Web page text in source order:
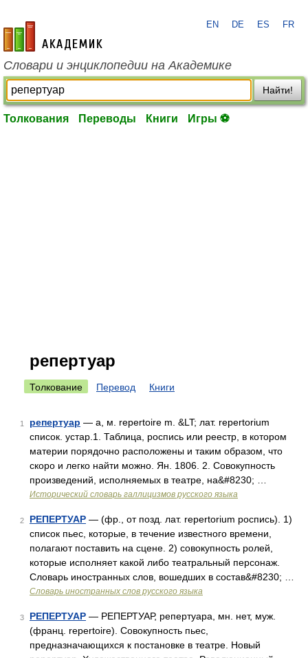
academic.ru
EN DE ES FR
Словари и энциклопедии на Академике
Найти!
Толкования Переводы Книги Игры ⚽
репертуар
Толкование Перевод Книги
1 репертуар — а, м. repertoire m. &LT; лат. repertorium
список. устар.1. Таблица, роспись или реестр, в котором
материи порядочно расположены и таким образом, что
скоро и легко найти можно. Ян. 1806. 2. Совокупность
произведений, исполняемых в театре, на&#8230; …
Исторический словарь галлицизмов русского языка
2 РЕПЕРТУАР — (фр., от позд. лат. repertorium роспись). 1)
список пьес, которые, в течение известного времени,
полагают поставить на сцене. 2) совокупность ролей,
которые исполняет какой либо театральный персонаж.
Словарь иностранных слов, вошедших в состав&#8230; …
Словарь иностранных слов русского языка
3 РЕПЕРТУАР — РЕПЕРТУАР, репертуара, мн. нет, муж.
(франц. repertoire). Совокупность пьес,
предназначающихся к постановке в театре. Новый